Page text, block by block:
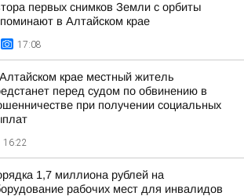
первых снимков Земли с орбиты
в Алтайском крае
17:08
крае местный житель
перед судом по обвинению в
при получении социальных
16:22
1,7 миллиона рублей на
рабочих мест для инвалидов